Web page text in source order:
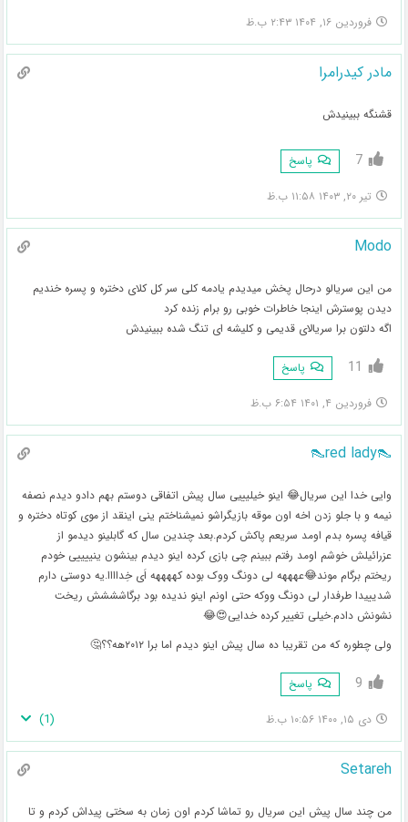
فروردین ۱۶, ۱۴۰۴ ۲:۴۳ ب.ظ
مادر کیدرامرا
قشنگه ببینیدش
7 پاسخ
تیر ۲۰, ۱۴۰۳ ۱۱:۵۸ ب.ظ
Modo
من این سریالو درحال پخش میدیدم یادمه کلی سر کل کلای دختره و پسره خندیم
دیدن پوسترش اینجا خاطرات خوبی رو برام زنده کرد
اگه دلتون برا سریالای قدیمی و کلیشه ای تنگ شده ببینیدش
11 پاسخ
فروردین ۴, ۱۴۰۱ ۶:۵۴ ب.ظ
👠red lady👠
وایی خدا این سریال😂 اینو خیلیییی سال پیش اتفاقی دوستم بهم دادو دیدم نصفه
نیمه و با جلو زدن اخه اون موقه بازیگراشو نمیشناختم ینی اینقد از موی کوتاه دختره و
قیافه پسره بدم اومد سریعم پاکش کردم.بعد چندین سال که گابلینو دیدمو از
عزرائیلش خوشم اومد رفتم ببینم چی بازی کرده اینو دیدم بینشون ینییییی خودم
ریختم برگام موند😂عهههه لی دونگ ووک بوده کههههه اَی خِداااا.یه دوستی دارم
شدیییدا طرفدار لی دونگ ووکه حتی اونم اینو ندیده بود برگاشششش ریخت
نشونش دادم.خیلی تغییر کرده خدایی😍😂
ولی چطوره که من تقریبا ده سال پیش اینو دیدم اما برا ۲۰۱۲هه؟؟🤔
9 پاسخ
دی ۱۵, ۱۴۰۰ ۱۰:۵۶ ب.ظ (
1
)
Setareh
من چند سال پیش این سریال رو تماشا کردم اون زمان به سختی پیداش کردم و تا